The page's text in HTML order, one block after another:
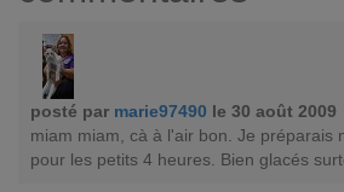
posté par marie97490 le 30 août 2009
miam miam, cà à l'air bon. Je préparais
pour les petits 4 heures. Bien glacés